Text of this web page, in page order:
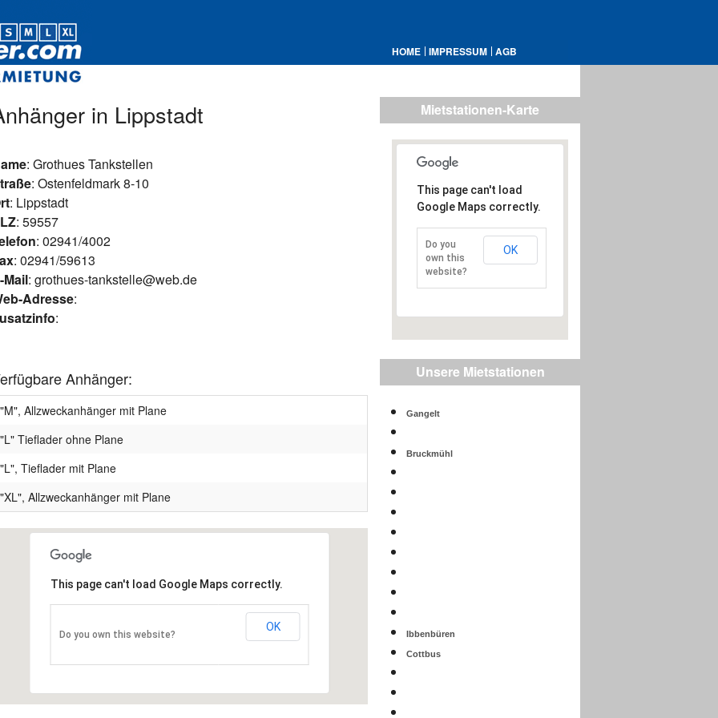
HOME IMPRESSUM AGB
in Lippstadt
: Grothues Tankstellen
: Ostenfeldmark 8-10
: Lippstadt
: 59557
: 02941/4002
: 02941/59613
Mail: grothues-tankstelle@web.de
Adresse:
:
Anhänger:
"M", Allzweckanhänger mit Plane
"L" Tieflader ohne Plane
"L", Tieflader mit Plane
"XL", Allzweckanhänger mit Plane
This page can't load Google Maps correctly.
Do you own this website?
OK
Mietstationen-Karte
This page can't load
Google Maps correctly.
Do you
own this
website?
OK
Unsere Mietstationen
Gangelt
Bruckmühl
Ibbenbüren
Cottbus